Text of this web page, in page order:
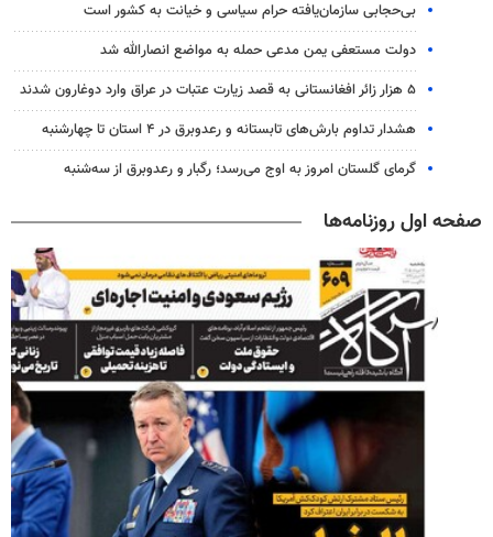
بی‌حجابی سازمان‌یافته حرام سیاسی و خیانت به کشور است
دولت مستعفی یمن مدعی حمله به مواضع انصارالله شد
۵ هزار زائر افغانستانی به قصد زیارت عتبات در عراق وارد دوغارون شدند
هشدار تداوم بارش‌های تابستانه و رعدوبرق در ۴ استان تا چهارشنبه
گرمای گلستان امروز به اوج می‌رسد؛ رگبار و رعدوبرق از سه‌شنبه
صفحه اول روزنامه‌ها